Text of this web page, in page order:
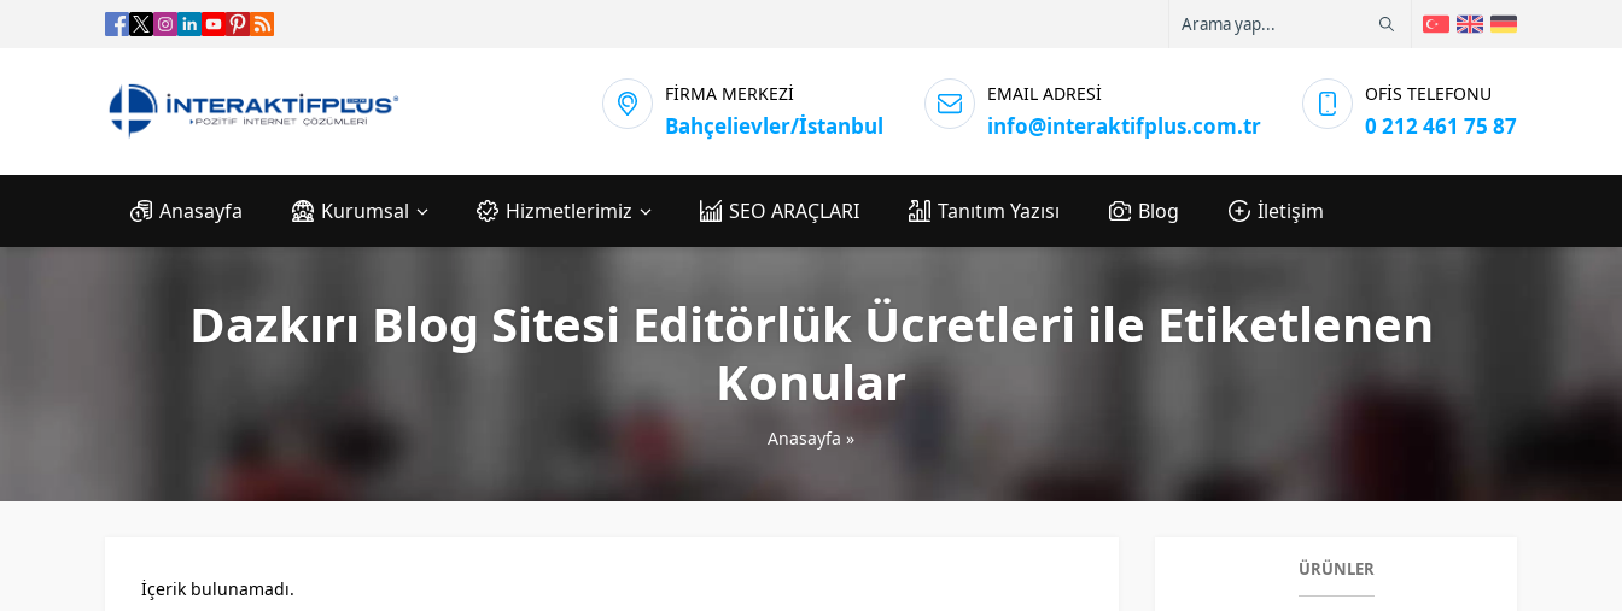
FİRMA MERKEZİ
Bahçelievler/İstanbul
EMAIL ADRESİ
info@interaktifplus.com.tr
OFİS TELEFONU
0 212 461 75 87
Anasayfa Kurumsal Hizmetlerimiz SEO ARAÇLARI Tanıtım Yazısı Blog İletişim
Dazkırı Blog Sitesi Editörlük Ücretleri ile Etiketlenen
Konular
Anasayfa »
İçerik bulunamadı.
ÜRÜNLER